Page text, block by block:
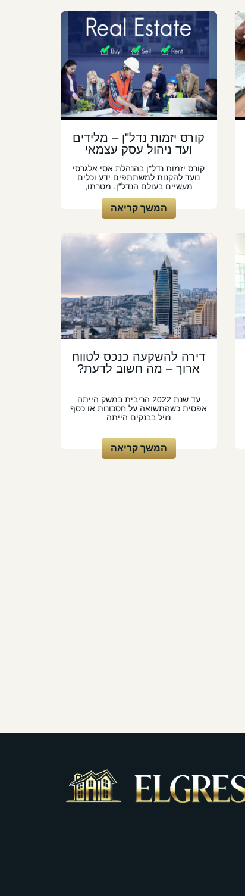
קורס יזמות נדל"ן – מלידים
ועד ניהול עסק עצמאי
קורס יזמות נדל"ן בהנהלת אסי אלגרסי
נועד להקנות למשתתפים ידע וכלים
מעשיים בעולם הנדל"ן. מטרתו,
המשך קריאה
דירה להשקעה כנכס לטווח
ארוך – מה חשוב לדעת?
עד שנת 2022 הריבית במשק הייתה
אפסית כשהתשואה על חסכונות או כסף
נזיל בבנקים הייתה
המשך קריאה